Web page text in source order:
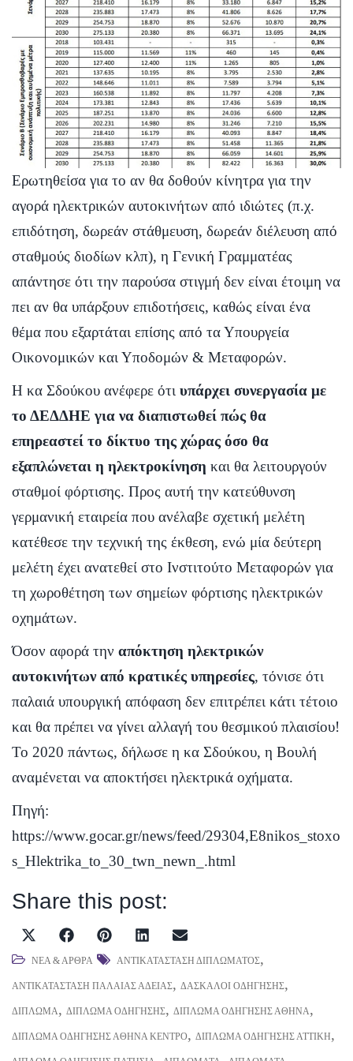
Ερωτηθείσα για το αν θα δοθούν κίνητρα για την
αγορά ηλεκτρικών αυτοκινήτων από ιδιώτες (π.χ.
επιδότηση, δωρεάν στάθμευση, δωρεάν διέλευση από
σταθμούς διοδίων κλπ), η Γενική Γραμματέας
απάντησε ότι την παρούσα στιγμή δεν είναι έτοιμη να
πει αν θα υπάρξουν επιδοτήσεις, καθώς είναι ένα
θέμα που εξαρτάται επίσης από τα Υπουργεία
Οικονομικών και Υποδομών & Μεταφορών.
Η κα Σδούκου ανέφερε ότι υπάρχει συνεργασία με
το ΔΕΔΔΗΕ για να διαπιστωθεί πώς θα
επηρεαστεί το δίκτυο της χώρας όσο θα
εξαπλώνεται η ηλεκτροκίνηση και θα λειτουργούν
σταθμοί φόρτισης. Προς αυτή την κατεύθυνση
γερμανική εταιρεία που ανέλαβε σχετική μελέτη
κατέθεσε την τεχνική της έκθεση, ενώ μία δεύτερη
μελέτη έχει ανατεθεί στο Ινστιτούτο Μεταφορών για
τη χωροθέτηση των σημείων φόρτισης ηλεκτρικών
οχημάτων.
Όσον αφορά την απόκτηση ηλεκτρικών
αυτοκινήτων από κρατικές υπηρεσίες, τόνισε ότι
παλαιά υπουργική απόφαση δεν επιτρέπει κάτι τέτοιο
και θα πρέπει να γίνει αλλαγή του θεσμικού πλαισίου!
Το 2020 πάντως, δήλωσε η κα Σδούκου, η Βουλή
αναμένεται να αποκτήσει ηλεκτρικά οχήματα.
Πηγή:
https://www.gocar.gr/news/feed/29304,E8nikos_stoxo
s_Hlektrika_to_30_twn_newn_.html
Share this post:
Share
on
(
T
w
i
Share
on
a
c
e
b
Share
on
i
n
t
e
Share
on
i
n
k
e
Share
on
m
a
i
l
ΝΈΑ & ΆΡΘΡΑ ΑΝΤΙΚΑΤΆΣΤΑΣΗ ΔΙΠΛΏΜΑΤΟΣ,
ΑΝΤΙΚΑΤΆΣΤΑΣΗ ΠΑΛΑΙΆΣ ΆΔΕΙΑΣ, ΔΆΣΚΑΛΟΙ ΟΔΉΓΗΣΗΣ,
ΔΊΠΛΩΜΑ, ΔΊΠΛΩΜΑ ΟΔΉΓΗΣΗΣ, ΔΊΠΛΩΜΑ ΟΔΉΓΗΣΗΣ ΑΘΉΝΑ,
ΔΊΠΛΩΜΑ ΟΔΉΓΗΣΗΣ ΑΘΉΝΑ ΚΈΝΤΡΟ, ΔΊΠΛΩΜΑ ΟΔΉΓΗΣΗΣ ΑΤΤΙΚΉ,